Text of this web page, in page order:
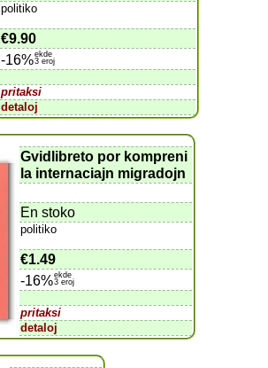
politiko
€9.90
-16%ekde
3 eroj
pritaksi
detaloj
Gvidlibreto por kompreni
la internaciajn migradojn
En stoko
politiko
€1.49
-16%ekde
3 eroj
pritaksi
detaloj